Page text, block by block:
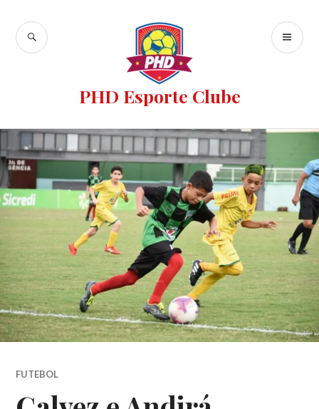
PHD Esporte Clube
FUTEBOL